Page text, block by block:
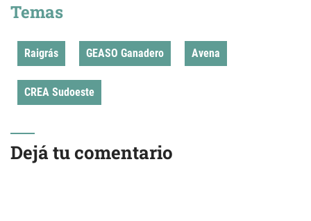
Temas
Raigrás GEASO Ganadero Avena
CREA Sudoeste
Dejá tu comentario